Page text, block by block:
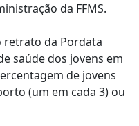
da FFMS.
retrato da Pordata
saúde dos jovens em
de jovens
(um em cada 3) ou